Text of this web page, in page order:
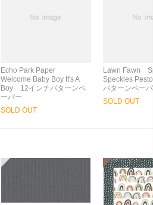
Echo Park Paper
Welcome Baby Boy It's A
Boy 12インチパターンペ
ーパー
SOLD OUT
Lawn Fawn
Speckles
パターンペー
SOLD OUT